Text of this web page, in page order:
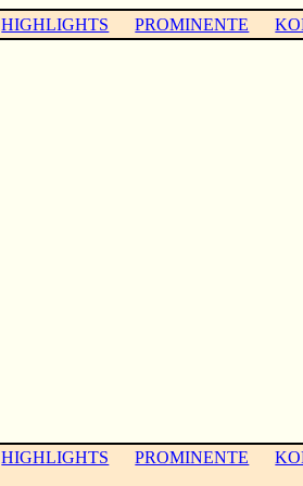
HIGHLIGHTS PROMINENTE
HIGHLIGHTS PROMINENTE